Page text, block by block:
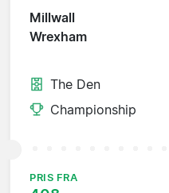
Millwall
Wrexham
The Den
Championship
PRIS FRA